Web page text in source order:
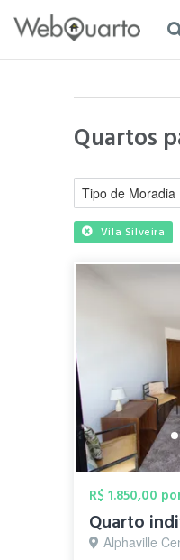
Quartos
Tipo de Moradia
Vila Silveira
R$ 1.850,00
Alphaville Centro